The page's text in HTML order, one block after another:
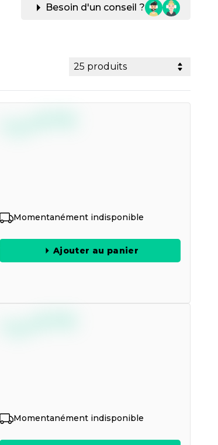
Besoin d'un conseil ?
25 produits
Momentanément indisponible
Ajouter au panier
Momentanément indisponible